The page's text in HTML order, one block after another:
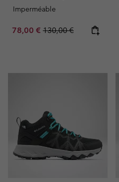
Imperméable
Sale price:
78,00 € Regular price:
130,00 €